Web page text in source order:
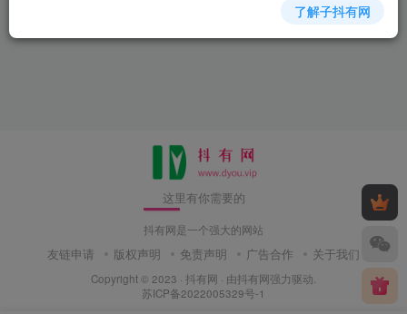
这里有你需要的
抖有网是一个强大的网站
友链申请 版权声明 免责声明 广告合作 关于我们
Copyright © 2023 · 抖有网 · 由抖有网强力驱动.
苏ICP备2022005329号-1
了解子抖有网